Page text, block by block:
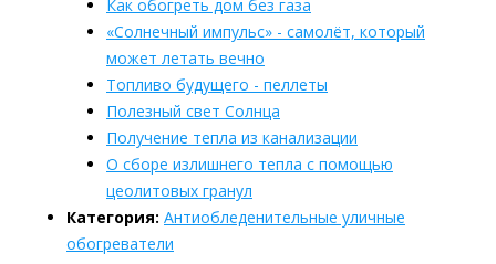
Как обогреть дом без газа
«Солнечный импульс» - самолёт, который
может летать вечно
Топливо будущего - пеллеты
Полезный свет Солнца
Получение тепла из канализации
О сборе излишнего тепла с помощью
цеолитовых гранул
Категория: Антиобледенительные уличные
обогреватели